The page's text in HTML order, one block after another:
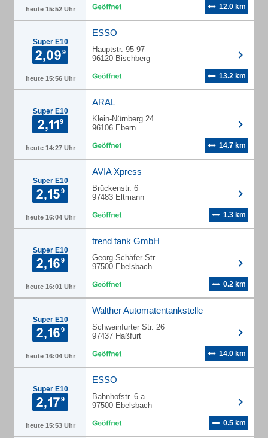
heute 15:52 Uhr 12.0 km
Super E10
heute 15:56 Uhr
ESSO
Hauptstr. 95-97
96120 Bischberg
13.2 km
Super E10
heute 14:27 Uhr
ARAL
Klein-Nürnberg 24
96106 Ebern
14.7 km
Super E10
heute 16:04 Uhr
AVIA Xpress
Brückenstr. 6
97483 Eltmann
1.3 km
Super E10
heute 16:01 Uhr
trend tank GmbH
Georg-Schäfer-Str.
97500 Ebelsbach
0.2 km
Super E10
heute 16:04 Uhr
Walther Automatentankstelle
Schweinfurter Str. 26
97437 Haßfurt
14.0 km
Super E10
heute 15:53 Uhr
ESSO
Bahnhofstr. 6 a
97500 Ebelsbach
0.5 km